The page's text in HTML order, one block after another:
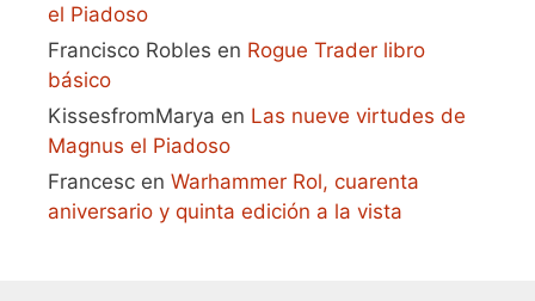
el Piadoso
Francisco Robles en Rogue Trader libro
básico
KissesfromMarya en Las nueve virtudes de
Magnus el Piadoso
Francesc en Warhammer Rol, cuarenta
aniversario y quinta edición a la vista